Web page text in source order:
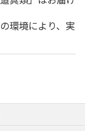
環境により、実